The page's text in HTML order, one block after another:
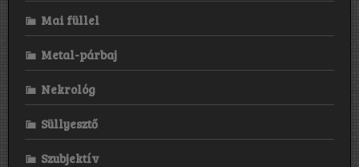
Mai füllel
Metal-párbaj
Nekrológ
Süllyesztő
Szubjektív